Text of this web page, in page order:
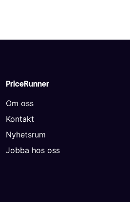
PriceRunner
Om oss
Kontakt
Nyhetsrum
Jobba hos oss